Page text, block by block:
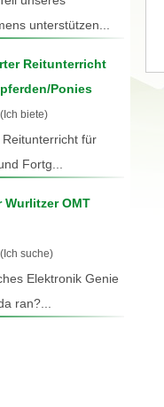
unterstützen...
Reitunterricht
Ponies
biete)
für
Fortg...
Wurlitzer OMT
suche)
Elektronik Genie
ran?...